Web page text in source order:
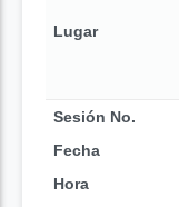
Lugar
Sesión No.
Fecha
Hora